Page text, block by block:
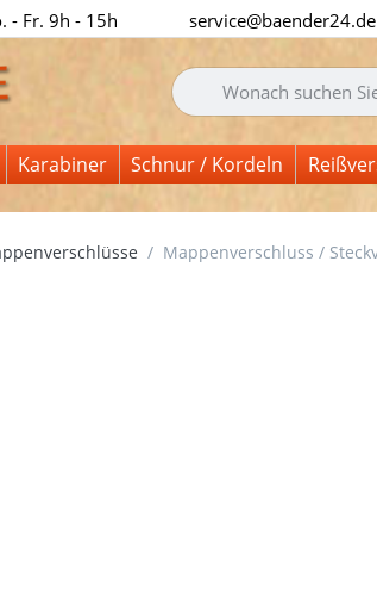
- Fr. 9h - 15h service@baender24.de
Geben Sie einen
Karabiner Schnur / Kordeln
Mappenverschluss /